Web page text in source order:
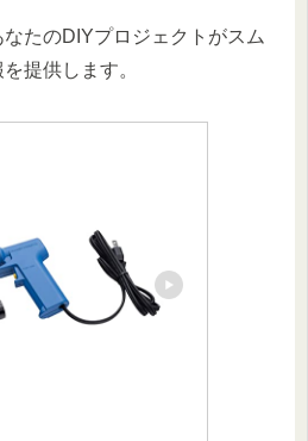
たのDIYプロジェクトがスム
提供します。